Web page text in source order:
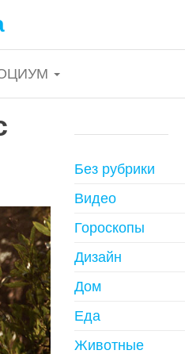
Без рубрики
Видео
Гороскопы
Дизайн
Дом
Еда
Животные